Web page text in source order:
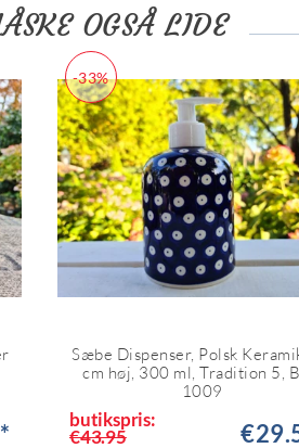
OGSÅ LIDE
-33%
Sæbe Dispenser, Polsk
cm høj, 300 ml, Tradition 5,
1009
butikspris:
€43.95